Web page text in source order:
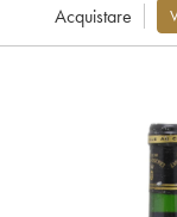
Acquistare